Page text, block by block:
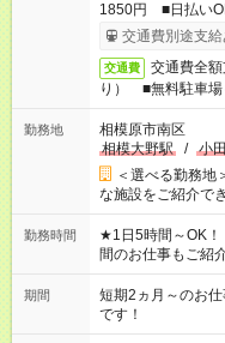
1850円 ■日払い
交通費別途支給
交通費
交通費全
り） ■無料駐車場
勤務地
相模原市南区
相模大野駅
/ 小
＜選べる勤務
な施設をご紹介で
勤務時間
★1日5時間～OK！
間のお仕事もご紹
庭の都合でお休み
週最低15時間以上
期間
短期2ヵ月～のお
です！